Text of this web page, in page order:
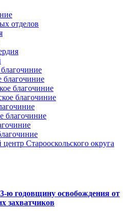
отделов
благочиние
благочиние
благочиние
благочиние
Старооскольского округа
ю годовщину освобождения от
захватчиков